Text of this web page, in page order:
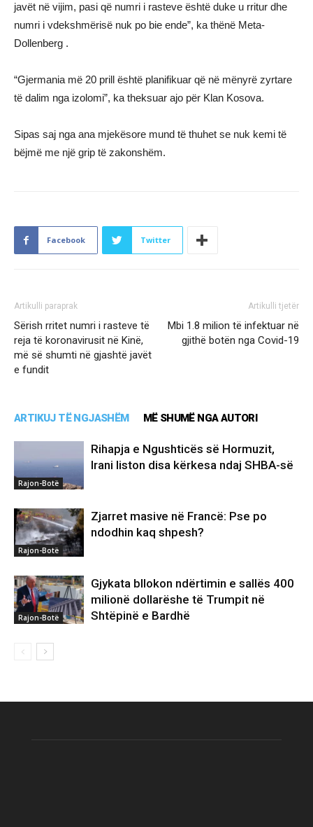
javët në vijim, pasi që numri i rasteve është duke u rritur dhe
numri i vdekshmërisë nuk po bie ende”, ka thënë Meta-
Dollenberg .
“Gjermania më 20 prill është planifikuar që në mënyrë zyrtare
të dalim nga izolomi”, ka theksuar ajo për Klan Kosova.
Sipas saj nga ana mjekësore mund të thuhet se nuk kemi të
bëjmë me një grip të zakonshëm.
Facebook Twitter
Artikulli paraprak
Sërish rritet numri i rasteve të
reja të koronavirusit në Kinë,
më së shumti në gjashtë javët
e fundit
Artikulli tjetër
Mbi 1.8 milion të infektuar në
gjithë botën nga Covid-19
ARTIKUJ TË NGJASHËM MË SHUMË NGA AUTORI
Rajon-Botë
Rihapja e Ngushticës së Hormuzit,
Irani liston disa kërkesa ndaj SHBA-së
Rajon-Botë
Zjarret masive në Francë: Pse po
ndodhin kaq shpesh?
Rajon-Botë
Gjykata bllokon ndërtimin e sallës 400
milionë dollarëshe të Trumpit në
Shtëpinë e Bardhë